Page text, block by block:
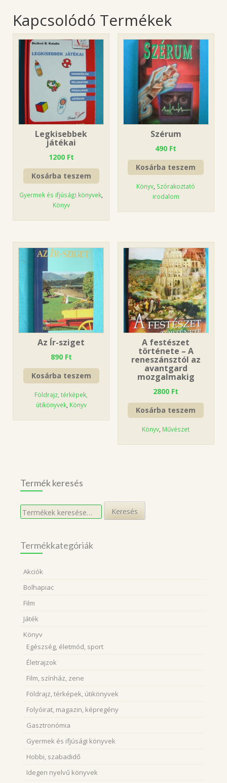
Kapcsolódó Termékek
Legkisebbek
játékai
1200 Ft
Kosárba teszem
Gyermek és ifjúsági könyvek,
Könyv
Szérum
490 Ft
Kosárba teszem
Könyv, Szórakoztató
irodalom
Az Ír-sziget
890 Ft
Kosárba teszem
Földrajz, térképek,
útikönyvek, Könyv
A festészet
története – A
reneszánsztól az
avantgard
mozgalmakig
2800 Ft
Kosárba teszem
Könyv, Művészet
Termék keresés
Keresés
a
Keresés
Termékkategóriák
Akciók
Bolhapiac
Film
Játék
Könyv
Egészség, életmód, sport
Életrajzok
Film, színház, zene
Földrajz, térképek, útikönyvek
Folyóirat, magazin, képregény
Gasztronómia
Gyermek és ifjúsági könyvek
Hobbi, szabadidő
Idegen nyelvű könyvek